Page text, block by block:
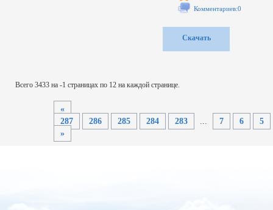
Комментариев:0
Скачать
Всего 3433 на -1 страницах по 12 на каждой странице.
«
287
286 285 284 283 7 6
5
»